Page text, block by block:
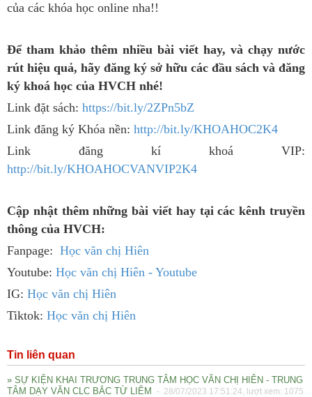
của các khóa học online nha!!
Để tham khảo thêm nhiều bài viết hay, và chạy nước
rút hiệu quả, hãy đăng ký sở hữu các đầu sách và đăng
ký khoá học của HVCH nhé!
Link đặt sách: https://bit.ly/2ZPn5bZ
Link đăng ký Khóa nền: http://bit.ly/KHOAHOC2K4
Link đăng kí khoá VIP:
http://bit.ly/KHOAHOCVANVIP2K4
Cập nhật thêm những bài viết hay tại các kênh truyền
thông của HVCH:
Fanpage: Học văn chị Hiên
Youtube: Học văn chị Hiên - Youtube
IG: Học văn chị Hiên
Tiktok: Học văn chị Hiên
Tin liên quan
» SỰ KIỆN KHAI TRƯƠNG TRUNG TÂM HỌC VĂN CHỊ HIÊN - TRUNG
TÂM DẠY VĂN CLC BẮC TỪ LIÊM
- 28/07/2023 17:51:24, lượt xem: 1075